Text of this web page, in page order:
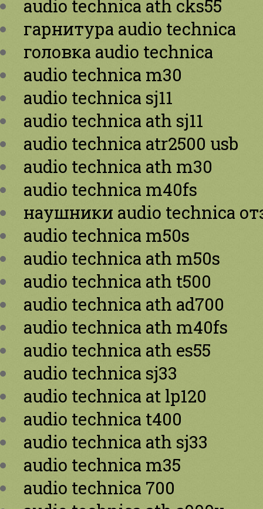
audio technica ath cks55
гарнитура audio technica
головка audio technica
audio technica m30
audio technica sj11
audio technica ath sj11
audio technica atr2500 usb
audio technica ath m30
audio technica m40fs
наушники audio technica
audio technica m50s
audio technica ath m50s
audio technica ath t500
audio technica ath ad700
audio technica ath m40fs
audio technica ath es55
audio technica sj33
audio technica at lp120
audio technica t400
audio technica ath sj33
audio technica m35
audio technica 700